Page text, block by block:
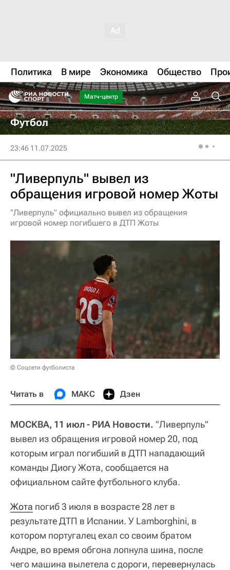
Политика В мире Экономика Общество
Матч-центр
Футбол
23:46 11.07.2025
"Ливерпуль" вывел из
обращения игровой номер Жоты
"Ливерпуль" официально вывел из обращения
игровой номер погибшего в ДТП Жоты
© Соцсети футболиста
Читать в МАКС Дзен
МОСКВА, 11 июл - РИА Новости. "Ливерпуль"
вывел из обращения игровой номер 20, под
которым играл погибший в ДТП нападающий
команды Диогу Жота, сообщается на
официальном сайте футбольного клуба.
Жота погиб 3 июля в возрасте 28 лет в
результате ДТП в Испании. У Lamborghini, в
котором португалец ехал со своим братом
Андре, во время обгона лопнула шина, после
чего машина вылетела с дороги, перевернулась